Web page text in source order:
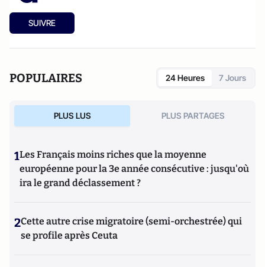
SUIVRE
POPULAIRES 24 Heures 7 Jours
PLUS LUS PLUS PARTAGES
1Les Français moins riches que la moyenne
européenne pour la 3e année consécutive : jusqu'où
ira le grand déclassement ?
2Cette autre crise migratoire (semi-orchestrée) qui
se profile après Ceuta